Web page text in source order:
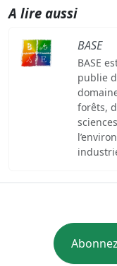
A lire aussi
BASE
BASE
publie
forêts,